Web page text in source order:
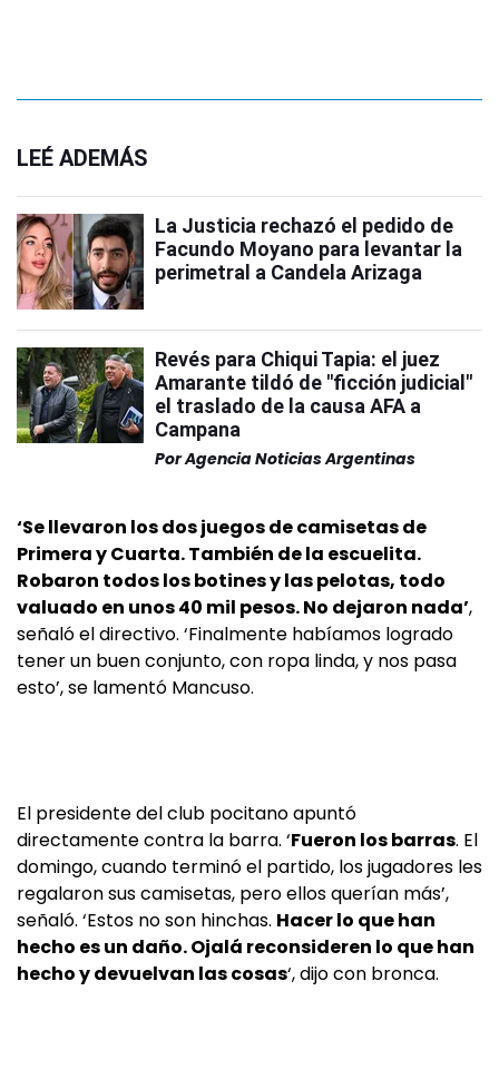
LEÉ ADEMÁS
La Justicia rechazó el pedido de
Facundo Moyano para levantar la
perimetral a Candela Arizaga
Revés para Chiqui Tapia: el juez
Amarante tildó de "ficción judicial"
el traslado de la causa AFA a
Campana
PorAgencia Noticias Argentinas
‘Se llevaron los dos juegos de camisetas de
Primera y Cuarta. También de la escuelita.
Robaron todos los botines y las pelotas, todo
valuado en unos 40 mil pesos. No dejaron nada’,
señaló el directivo. ‘Finalmente habíamos logrado
tener un buen conjunto, con ropa linda, y nos pasa
esto’, se lamentó Mancuso.
El presidente del club pocitano apuntó
directamente contra la barra. ‘Fueron los barras. El
domingo, cuando terminó el partido, los jugadores les
regalaron sus camisetas, pero ellos querían más’,
señaló. ‘Estos no son hinchas. Hacer lo que han
hecho es un daño. Ojalá reconsideren lo que han
hecho y devuelvan las cosas‘, dijo con bronca.